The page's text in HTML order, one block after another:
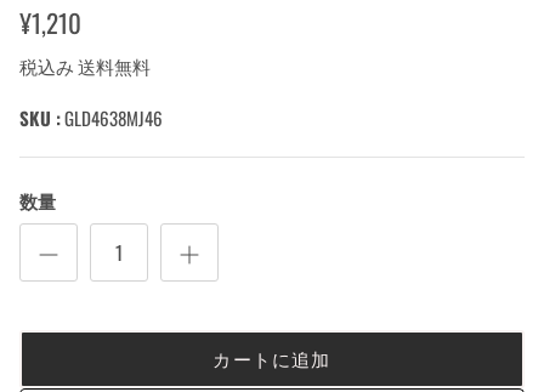
¥1,210
税込み 送料無料
SKU :GLD4638MJ46
数量
カートに追加